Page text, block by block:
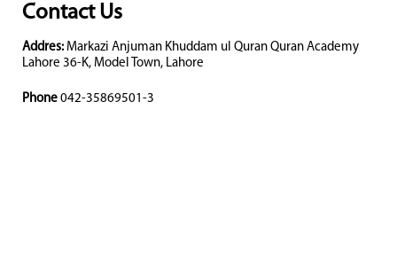
Contact Us
Addres: Markazi Anjuman Khuddam ul Quran Quran Academy
Lahore 36-K, Model Town, Lahore
Phone 042-35869501-3